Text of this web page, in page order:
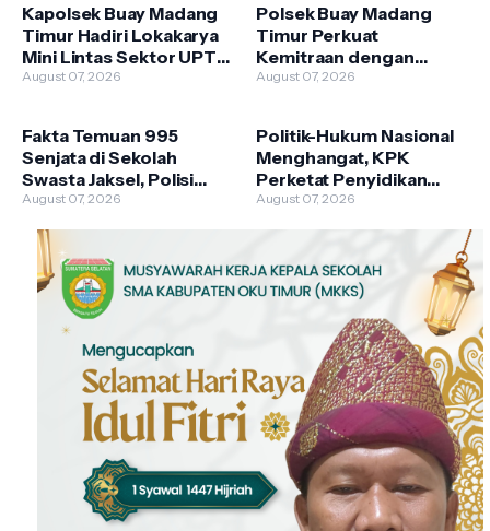
Kapolsek Buay Madang
Timur Hadiri Lokakarya
Mini Lintas Sektor UPTD
Puskesmas
August 07, 2026
Polsek Buay Madang
Timur Perkuat
Kemitraan dengan
Warga Lewat Giat
August 07, 2026
Fakta Temuan 995
Senjata di Sekolah
Swasta Jaksel, Polisi
Selidiki Legalitas dan
August 07, 2026
Politik-Hukum Nasional
Menghangat, KPK
Perketat Penyidikan
hingga Istana Bantah Isu
August 07, 2026